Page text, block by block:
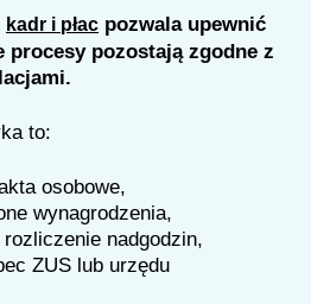
kadr i płac pozwala upewnić
procesy pozostają zgodne z
to:
osobowe,
wynagrodzenia,
rozliczenie nadgodzin,
ZUS lub urzędu